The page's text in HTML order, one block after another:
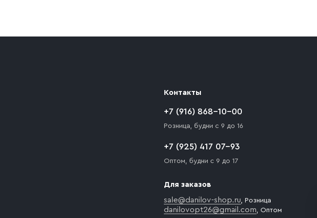
месту запланированной разгрузки товара и не нарушает правила
Контакты
+7 (916) 868-10-00
Розница, будни с 9 до 16
+7 (925) 417 07-93
Оптом, будни с 9 до 17
Для заказов
sale@danilov-shop.ru, Розница
danilovopt26@gmail.com, Оптом